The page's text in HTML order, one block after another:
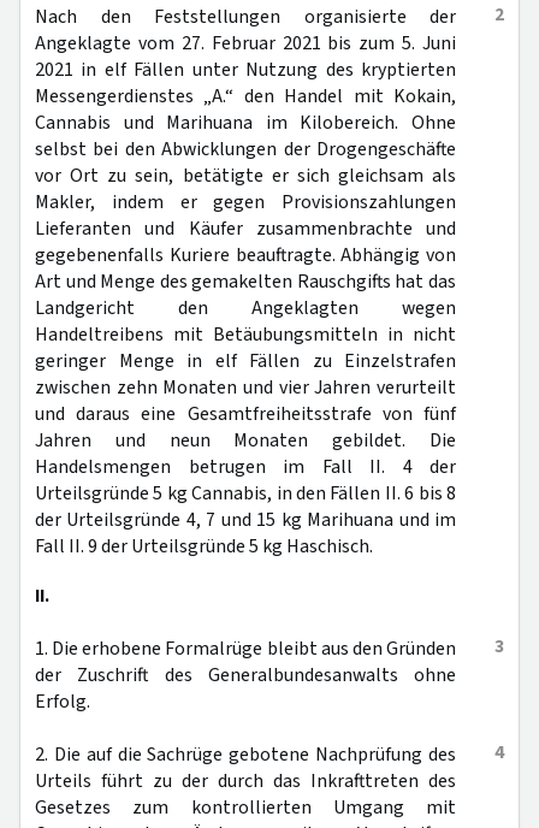
2
Nach den Feststellungen organisierte der
Angeklagte vom 27. Februar 2021 bis zum 5. Juni
2021 in elf Fällen unter Nutzung des kryptierten
Messengerdienstes „A.“ den Handel mit Kokain,
Cannabis und Marihuana im Kilobereich. Ohne
selbst bei den Abwicklungen der Drogengeschäfte
vor Ort zu sein, betätigte er sich gleichsam als
Makler, indem er gegen Provisionszahlungen
Lieferanten und Käufer zusammenbrachte und
gegebenenfalls Kuriere beauftragte. Abhängig von
Art und Menge des gemakelten Rauschgifts hat das
Landgericht den Angeklagten wegen
Handeltreibens mit Betäubungsmitteln in nicht
geringer Menge in elf Fällen zu Einzelstrafen
zwischen zehn Monaten und vier Jahren verurteilt
und daraus eine Gesamtfreiheitsstrafe von fünf
Jahren und neun Monaten gebildet. Die
Handelsmengen betrugen im Fall II. 4 der
Urteilsgründe 5 kg Cannabis, in den Fällen II. 6 bis 8
der Urteilsgründe 4, 7 und 15 kg Marihuana und im
Fall II. 9 der Urteilsgründe 5 kg Haschisch.
II.
3
1. Die erhobene Formalrüge bleibt aus den Gründen
der Zuschrift des Generalbundesanwalts ohne
Erfolg.
4
2. Die auf die Sachrüge gebotene Nachprüfung des
Urteils führt zu der durch das Inkrafttreten des
Gesetzes zum kontrollierten Umgang mit